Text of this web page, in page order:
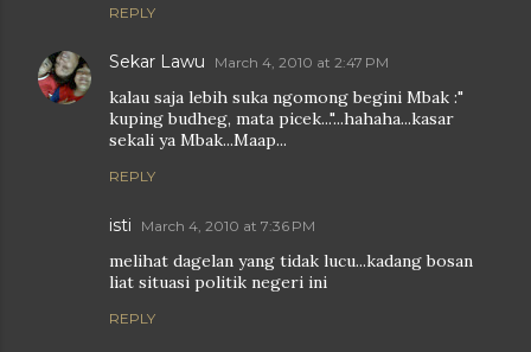
REPLY
Sekar Lawu March 4, 2010 at 2:47 PM
kalau saja lebih suka ngomong begini Mbak :"
kuping budheg, mata picek..."...hahaha...kasar
sekali ya Mbak...Maap...
REPLY
isti March 4, 2010 at 7:36 PM
melihat dagelan yang tidak lucu...kadang bosan
liat situasi politik negeri ini
REPLY